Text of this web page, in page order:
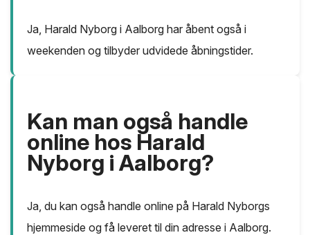
Ja, Harald Nyborg i Aalborg har åbent også i
weekenden og tilbyder udvidede åbningstider.
Kan man også handle
online hos Harald
Nyborg i Aalborg?
Ja, du kan også handle online på Harald Nyborgs
hjemmeside og få leveret til din adresse i Aalborg.